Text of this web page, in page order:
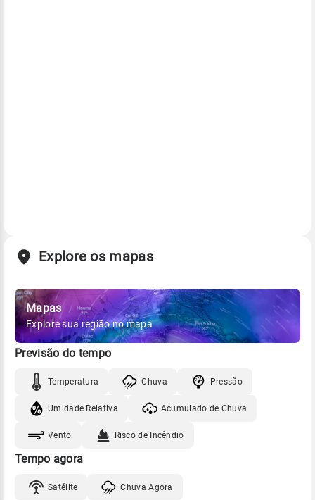
Explore os mapas
Mapas
Explore sua região no mapa
Previsão do tempo
Temperatura Chuva Pressão
Umidade Relativa Acumulado de Chuva
Vento Risco de Incêndio
Tempo agora
Satélite Chuva Agora